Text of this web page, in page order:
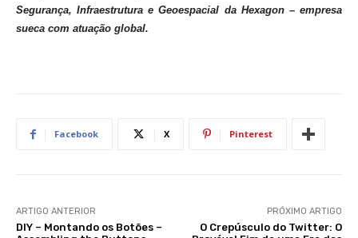
Segurança, Infraestrutura e Geoespacial da Hexagon – empresa
sueca com atuação global.
Facebook X Pinterest
ARTIGO ANTERIOR
DIY – Montando os Botões –
PRÓXIMO ARTIGO
O Crepúsculo do Twitter: O